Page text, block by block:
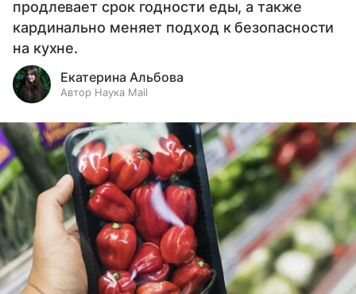
продлевает срок годности еды, а также
кардинально меняет подход к безопасности
на кухне.
Екатерина Альбова
Автор Наука Mail